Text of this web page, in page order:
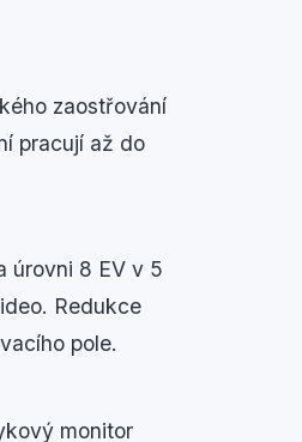
zaostřování
pracují až do
úrovni 8 EV v 5
Redukce
pole.
monitor